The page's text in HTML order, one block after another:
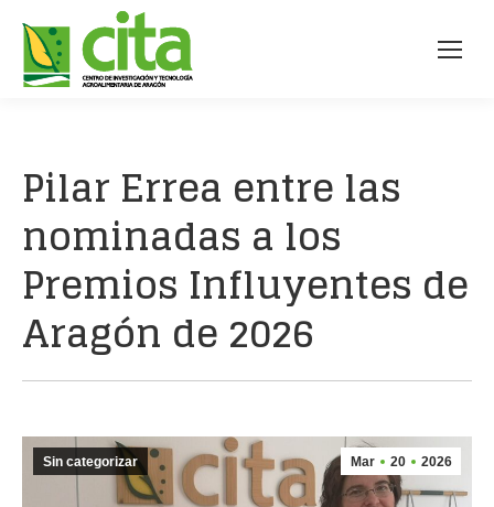
Pilar Errea entre las
nominadas a los
Premios Influyentes de
Aragón de 2026
Mar 20 2026
Sin categorizar